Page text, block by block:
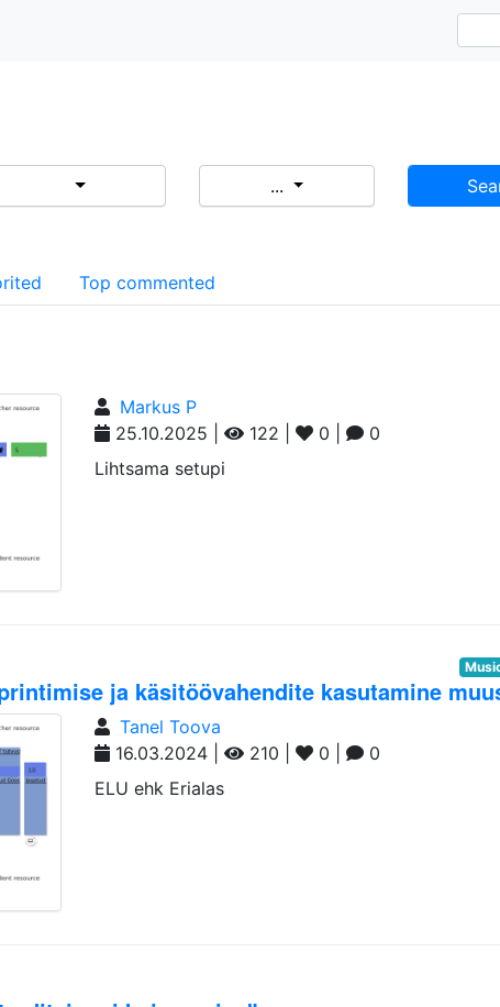
...
Top commented
Markus P
25.10.2025 |
122 | 0 |
0
Lihtsama setupi
ja käsitöövahendite kasutamine
Tanel Toova
16.03.2024 |
210 | 0 |
0
ELU ehk Erialas